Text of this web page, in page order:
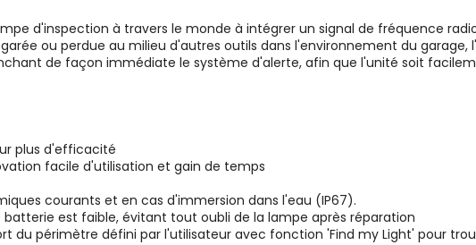
d'inspection à travers le monde à intégrer un signal de fréquence
ou perdue au milieu d'autres outils dans l'environnement du
de façon immédiate le système d'alerte, afin que l'unité soit
plus d'efficacité
facile d'utilisation et gain de temps
courants et en cas d'immersion dans l'eau (IP67).
est faible, évitant tout oubli de la lampe après réparation
du périmètre défini par l'utilisateur avec fonction 'Find my Light' pour